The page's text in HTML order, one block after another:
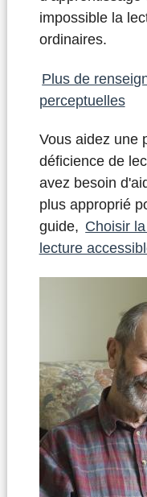
impossible la
ordinaires.
Plus de
perceptuelles
Vous aidez une
déficience de
avez besoin
plus approprié
guide, Choisir
lecture